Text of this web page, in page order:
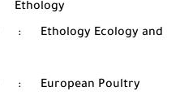
Ethology
:
Ethology Ecology and
:
European Poultry